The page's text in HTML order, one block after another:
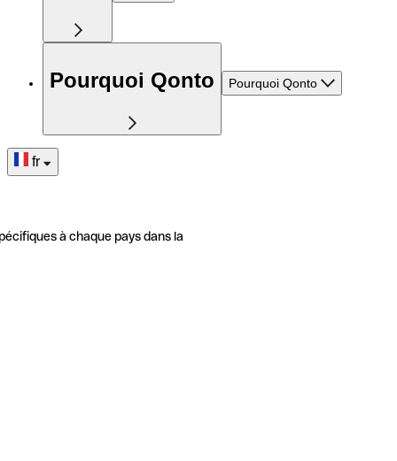
Pourquoi Qonto Pourquoi Qonto
fr
à chaque pays dans la